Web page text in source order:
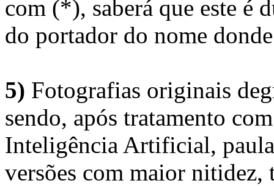
com (*), saberá que este é
do portador do nome
5) Fotografias originais
sendo, após tratamento
Inteligência Artificial,
versões com maior nitidez,